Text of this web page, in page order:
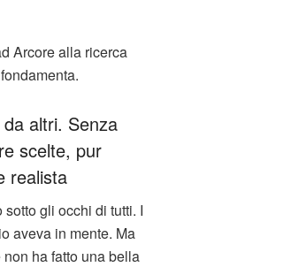
Arcore alla ricerca
altri. Senza
scelte, pur
realista
gli occhi di tutti. I
aveva in mente. Ma
ha fatto una bella